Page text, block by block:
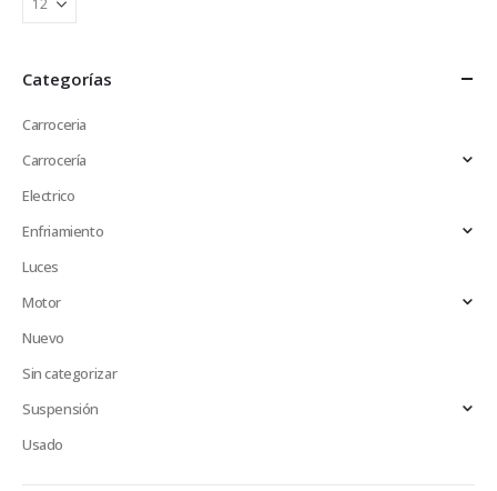
Categorías
Carroceria
Carrocería
Electrico
Enfriamiento
Luces
Motor
Nuevo
Sin categorizar
Suspensión
Usado